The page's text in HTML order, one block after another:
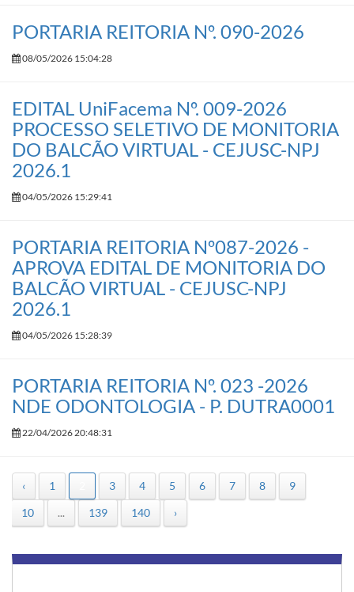
PORTARIA REITORIA Nº. 090-2026
08/05/2026 15:04:28
EDITAL UniFacema Nº. 009-2026
PROCESSO SELETIVO DE MONITORIA
DO BALCÃO VIRTUAL - CEJUSC-NPJ
2026.1
04/05/2026 15:29:41
PORTARIA REITORIA Nº087-2026 -
APROVA EDITAL DE MONITORIA DO
BALCÃO VIRTUAL - CEJUSC-NPJ
2026.1
04/05/2026 15:28:39
PORTARIA REITORIA Nº. 023 -2026
NDE ODONTOLOGIA - P. DUTRA0001
22/04/2026 20:48:31
‹ 1 3 4 5 6 7 8
9
10
... 139 140 ›